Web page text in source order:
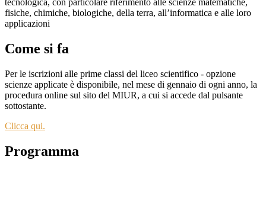
tecnologica, con particolare riferimento alle scienze matematiche,
fisiche, chimiche, biologiche, della terra, all’informatica e alle loro
applicazioni
Come si fa
Per le iscrizioni alle prime classi del liceo scientifico - opzione
scienze applicate è disponibile, nel mese di gennaio di ogni anno, la
procedura online sul sito del MIUR, a cui si accede dal pulsante
sottostante.
Clicca qui.
Programma